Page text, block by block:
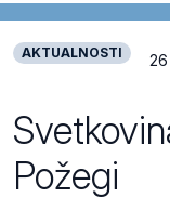
AKTUALNOSTI
Požegi